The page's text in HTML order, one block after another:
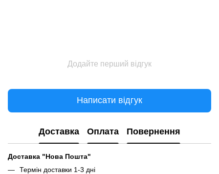
Додайте перший відгук
Написати відгук
Доставка Оплата Повернення
Доставка "Нова Пошта"
Термін доставки 1-3 дні